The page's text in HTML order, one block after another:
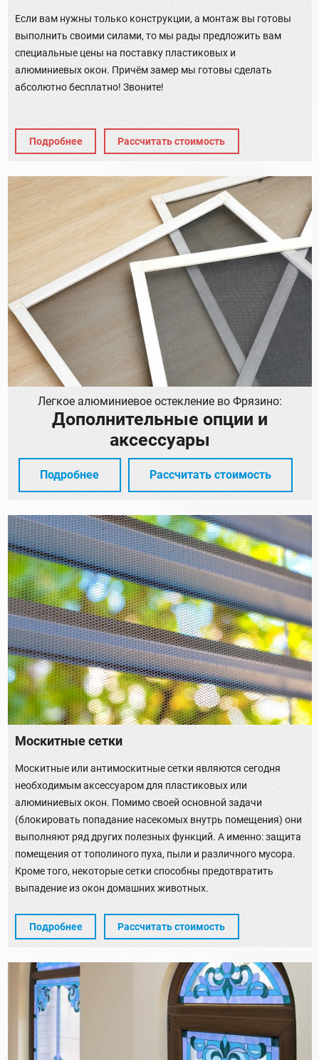
Если вам нужны только конструкции, а монтаж вы готовы
выполнить своими силами, то мы рады предложить вам
специальные цены на поставку пластиковых и
алюминиевых окон. Причём замер мы готовы сделать
абсолютно бесплатно! Звоните!
Подробнее Рассчитать стоимость
Легкое алюминиевое остекление во Фрязино:
Дополнительные опции и
аксессуары
Подробнее Рассчитать стоимость
Москитные сетки
Москитные или антимоскитные сетки являются сегодня
необходимым аксессуаром для пластиковых или
алюминиевых окон. Помимо своей основной задачи
(блокировать попадание насекомых внутрь помещения) они
выполняют ряд других полезных функций. А именно: защита
помещения от тополиного пуха, пыли и различного мусора.
Кроме того, некоторые сетки способны предотвратить
выпадение из окон домашних животных.
Подробнее Рассчитать стоимость